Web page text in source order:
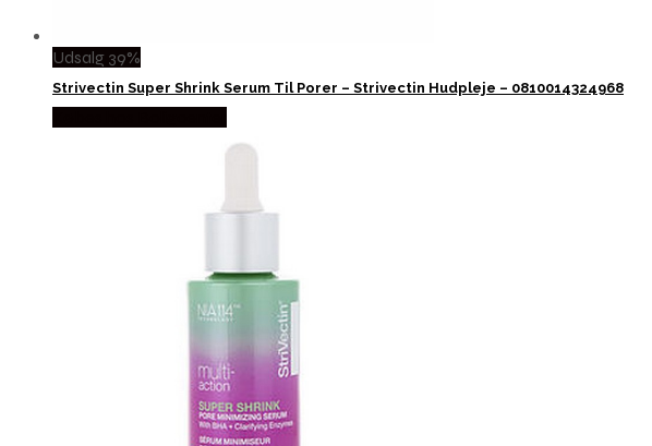
Udsalg 39%
Strivectin Super Shrink Serum Til Porer – Strivectin Hudpleje – 0810014324968